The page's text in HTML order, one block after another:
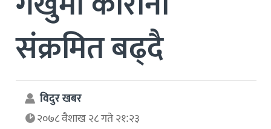
संक्रमित बढ्दै
विदुर खबर
२०७८ वैशाख २८ गते २१:२३